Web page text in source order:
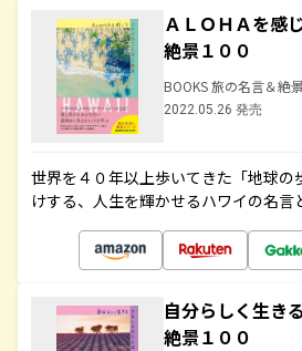
ＡＬＯＨＡを感
絶景１００
BOOKS 旅の名言＆絶景
2022.05.26 発売
世界を４０年以上歩いてきた「地球の
けする、人生を輝かせるハワイの名言
自分らしく生き
絶景１００